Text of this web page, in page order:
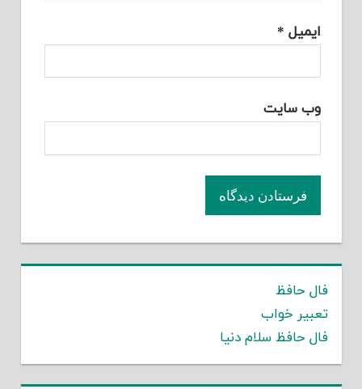
ایمیل *
وب‌ سایت
فال حافظ
تعبیر خواب
فال حافظ سلام دنیا